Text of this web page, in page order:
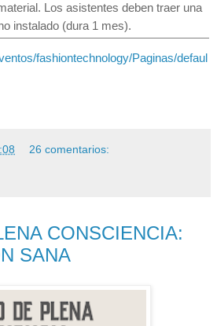
Los asistentes deben traer una
instalado (dura 1 mes).
fashiontechnology/Paginas/defaul
26 comentarios:
CONSCIENCIA:
SANA